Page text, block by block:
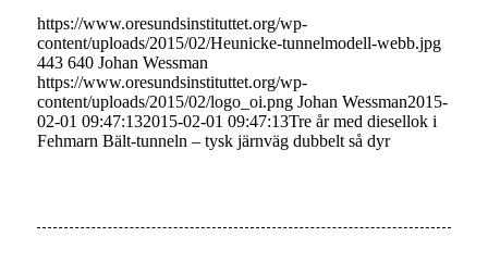
https://www.oresundsinstituttet.org/wp-
content/uploads/2015/02/Heunicke-tunnelmodell-webb.jpg
443 640 Johan Wessman
https://www.oresundsinstituttet.org/wp-
content/uploads/2015/02/logo_oi.png Johan Wessman2015-
02-01 09:47:132015-02-01 09:47:13Tre år med diesellok i
Fehmarn Bält-tunneln – tysk järnväg dubbelt så dyr